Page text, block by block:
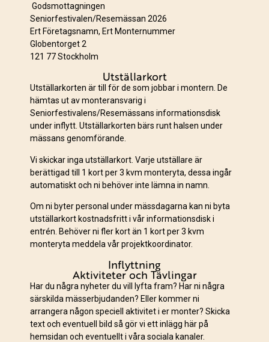
Godsmottagningen
Seniorfestivalen/Resemässan 2026
Ert Företagsnamn, Ert Monternummer
Globentorget 2
121 77 Stockholm
Utställarkort
Utställarkorten är till för de som jobbar i montern. De
hämtas ut av monteransvarig i
Seniorfestivalens/Resemässans informationsdisk
under inflytt. Utställarkorten bärs runt halsen under
mässans genomförande.
Vi skickar inga utställarkort. Varje utställare är
berättigad till 1 kort per 3 kvm monteryta, dessa ingår
automatiskt och ni behöver inte lämna in namn.
Om ni byter personal under mässdagarna kan ni byta
utställarkort kostnadsfritt i vår informationsdisk i
entrén. Behöver ni fler kort än 1 kort per 3 kvm
monteryta meddela vår projektkoordinator.
Inflyttning
Aktiviteter och Tävlingar
Har du några nyheter du vill lyfta fram? Har ni några
särskilda mässerbjudanden? Eller kommer ni
arrangera någon speciell aktivitet i er monter? Skicka
text och eventuell bild så gör vi ett inlägg här på
hemsidan och eventuellt i våra sociala kanaler.